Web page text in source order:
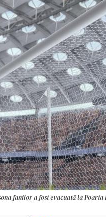
fanilor a fost evacuată la